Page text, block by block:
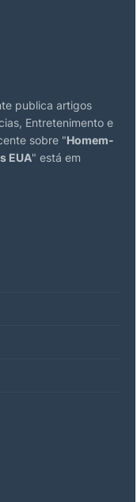
publica artigos
Entretenimento e
sobre "Homem-
EUA" está em